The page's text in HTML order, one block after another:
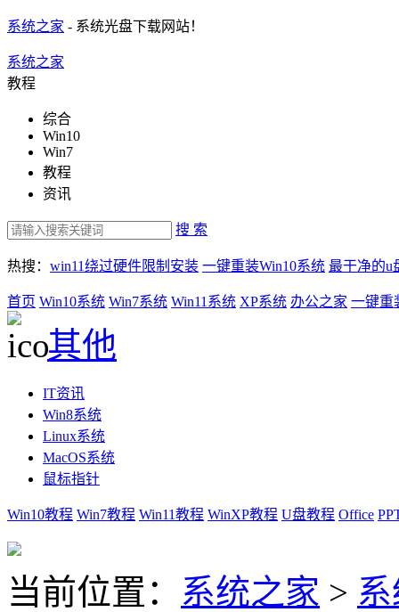
系统之家 - 系统光盘下载网站！
系统之家
教程
综合
Win10
Win7
教程
资讯
搜 索
热搜： win11绕过硬件限制安装 一键重装Win10系统 最干净的u
首页 Win10系统 Win7系统 Win11系统 XP系统 办公之家 一键重
其他
IT资讯
Win8系统
Linux系统
MacOS系统
鼠标指针
Win10教程 Win7教程 Win11教程 WinXP教程 U盘教程 Office
当前位置： 系统之家 >